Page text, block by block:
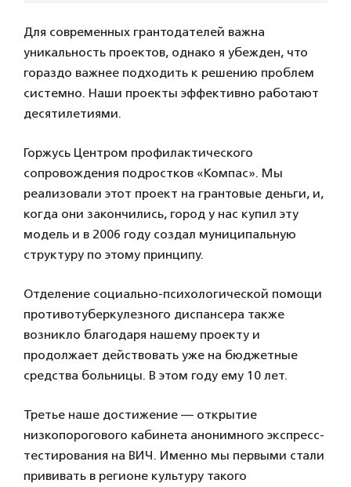
Для современных грантодателей важна
уникальность проектов, однако я убежден, что
гораздо важнее подходить к решению проблем
системно. Наши проекты эффективно работают
десятилетиями.
Горжусь Центром профилактического
сопровождения подростков «Компас». Мы
реализовали этот проект на грантовые деньги, и,
когда они закончились, город у нас купил эту
модель и в 2006 году создал муниципальную
структуру по этому принципу.
Отделение социально-психологической помощи
противотуберкулезного диспансера также
возникло благодаря нашему проекту и
продолжает действовать уже на бюджетные
средства больницы. В этом году ему 10 лет.
Третье наше достижение — открытие
низкопорогового кабинета анонимного экспресс-
тестирования на ВИЧ. Именно мы первыми стали
прививать в регионе культуру такого